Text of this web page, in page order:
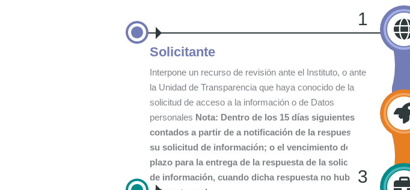
1
Solicitante
Interpone un recurso de revisión ante el Instituto, o ante
la Unidad de Transparencia que haya conocido de la
solicitud de acceso a la información o de Datos
personales Nota: Dentro de los 15 días siguientes
contados a partir de a notificación de la respuesta a
su solicitud de información; o el vencimiento del
plazo para la entrega de la respuesta de la solicitud
de información, cuando dicha respuesta no hubiere
3